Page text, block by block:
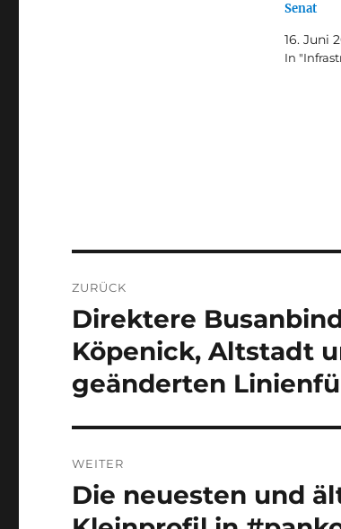
Senat
16. Juni
In
ZURÜCK
Vorheriger
Beitrag:
Direktere
Köpenick, Altstadt
geänderten
WEITER
Nächster
Beitrag:
Die neuesten und